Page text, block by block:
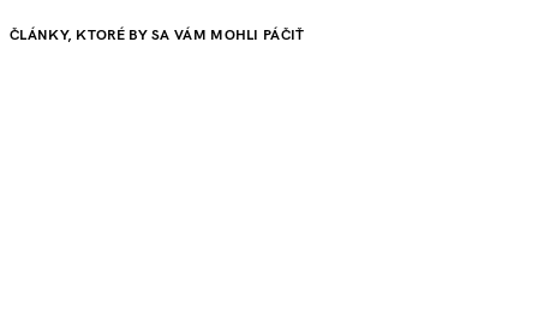
ČLÁNKY, KTORÉ BY SA VÁM MOHLI PÁČIŤ